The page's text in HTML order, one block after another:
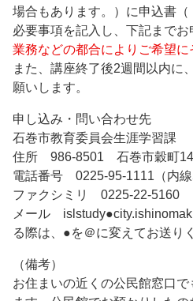
場合もあります。）に申込書
必要事項を記入し、下記までお
業務などの都合によりご希望に
また、講座終了後2週間以内に
願いします。
申し込み・問い合わせ先
石巻市教育委員会生涯学習課
住所 986-8501 石巻市穀町
電話番号 0225-95-1111（内線
ファクシミリ 0225-22-5160
メール
る際は、●を＠に変えてお送り
（備考）
お住まいの近くの公民館窓口